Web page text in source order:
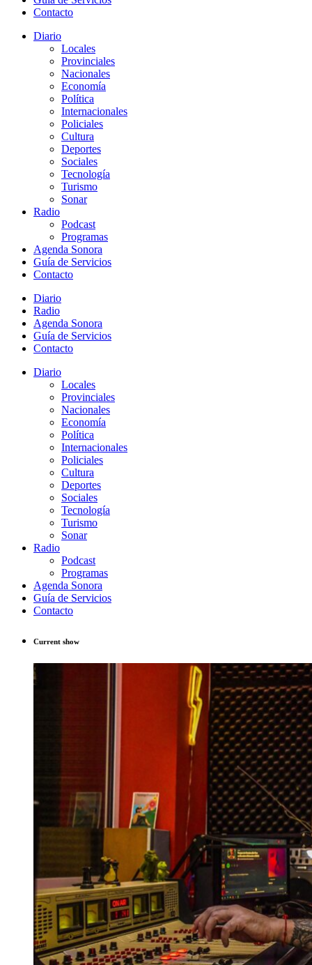
Contacto
Diario
Locales
Provinciales
Nacionales
Economía
Política
Internacionales
Policiales
Cultura
Deportes
Sociales
Tecnología
Turismo
Sonar
Radio
Podcast
Programas
Agenda Sonora
Guía de Servicios
Contacto
Diario
Radio
Agenda Sonora
Guía de Servicios
Contacto
Diario
Locales
Provinciales
Nacionales
Economía
Política
Internacionales
Policiales
Cultura
Deportes
Sociales
Tecnología
Turismo
Sonar
Radio
Podcast
Programas
Agenda Sonora
Guía de Servicios
Contacto
Current show